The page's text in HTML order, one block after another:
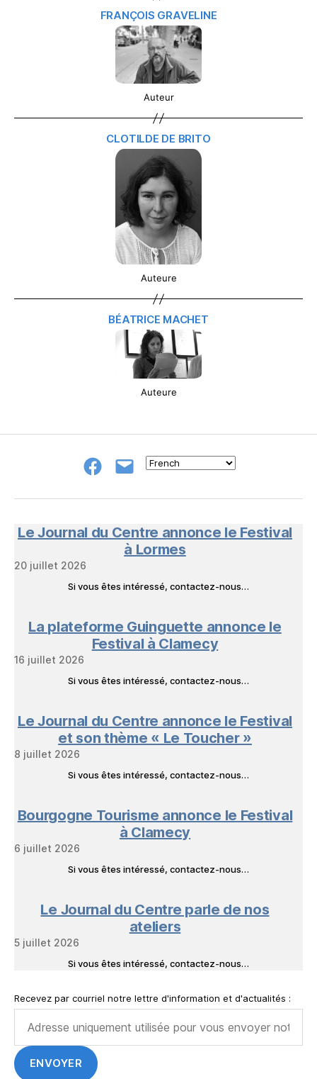
FRANÇOIS GRAVELINE
Auteur
CLOTILDE DE BRITO
Auteure
BÉATRICE MACHET
Auteure
Groupe
NeL
E-
à
Livres
Le Journal du Centre annonce le Festival
à Lormes
20 juillet 2026
Si vous êtes intéressé, contactez-nous…
La plateforme Guinguette annonce le
Festival à Clamecy
16 juillet 2026
Si vous êtes intéressé, contactez-nous…
Le Journal du Centre annonce le Festival
et son thème « Le Toucher »
8 juillet 2026
Si vous êtes intéressé, contactez-nous…
Bourgogne Tourisme annonce le Festival
à Clamecy
6 juillet 2026
Si vous êtes intéressé, contactez-nous…
Le Journal du Centre parle de nos
ateliers
5 juillet 2026
Si vous êtes intéressé, contactez-nous…
Recevez par courriel notre lettre d'information et d'actualités :